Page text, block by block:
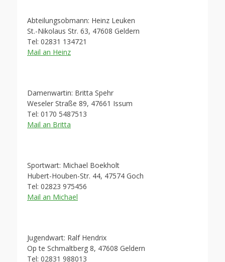
Abteilungsobmann: Heinz Leuken
St.-Nikolaus Str. 63, 47608 Geldern
Tel: 02831 134721
Mail an Heinz
Damenwartin: Britta Spehr
Weseler Straße 89, 47661 Issum
Tel: 0170 5487513
Mail an Britta
Sportwart: Michael Boekholt
Hubert-Houben-Str. 44, 47574 Goch
Tel: 02823 975456
Mail an Michael
Jugendwart: Ralf Hendrix
Op te Schmaltberg 8, 47608 Geldern
Tel: 02831 988013